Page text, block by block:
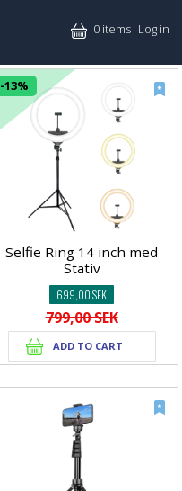
0 items Log in
-13%
Selfie Ring 14 inch med
Stativ
699,00 SEK
799,00 SEK